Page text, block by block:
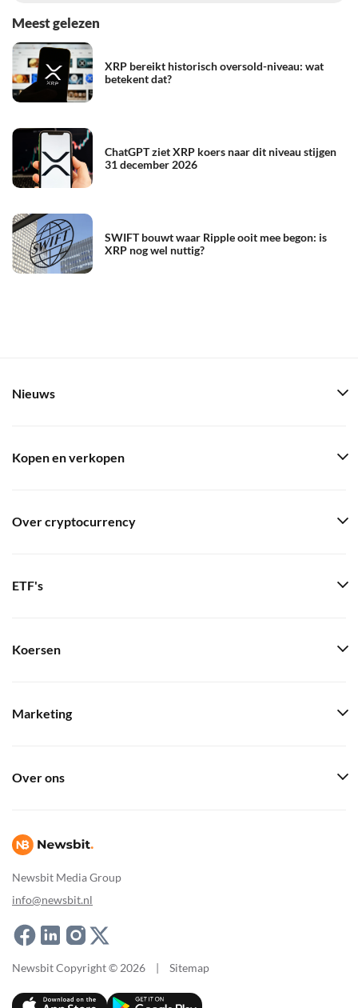
Meest gelezen
XRP bereikt historisch oversold-niveau: wat
betekent dat?
ChatGPT ziet XRP koers naar dit niveau stijgen
31 december 2026
SWIFT bouwt waar Ripple ooit mee begon: is
XRP nog wel nuttig?
Newsbit Media Group
info@newsbit.nl
Nieuws
Kopen en verkopen
Over cryptocurrency
ETF's
Koersen
Marketing
Over ons
Newsbit Copyright © 2026 | Sitemap